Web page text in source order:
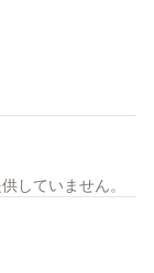
していません。